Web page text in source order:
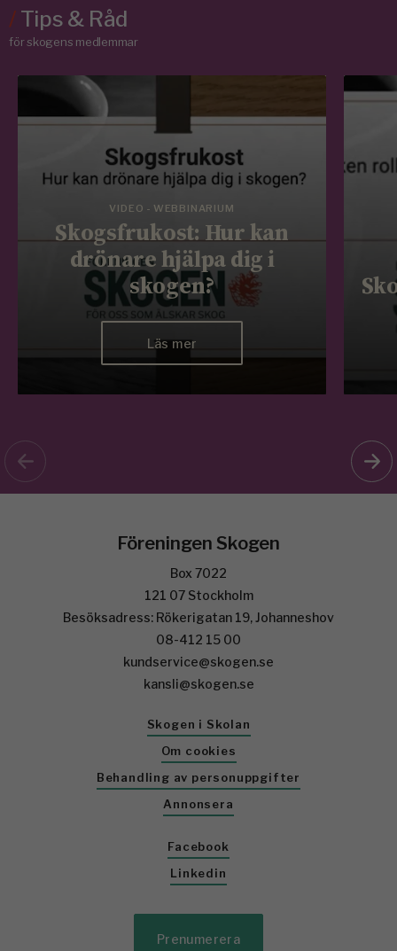
/Tips & Råd
för skogens medlemmar
VIDEO - WEBBINARIUM
Skogsfrukost: Hur kan
drönare hjälpa dig i
skogen?
Läs mer
Föreningen Skogen
Box 7022
121 07 Stockholm
Besöksadress: Rökerigatan 19, Johanneshov
08-412 15 00
kundservice@skogen.se
kansli@skogen.se
Skogen i Skolan
Om cookies
Behandling av personuppgifter
Annonsera
Facebook
Linkedin
Prenumerera